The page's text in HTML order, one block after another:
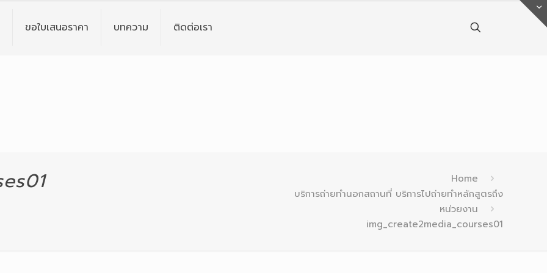
ขอใบเสนอราคา บทความ ติดต่อเรา
Home
บริการถ่ายทำนอกสถานที่ บริการไปถ่ายทำหลักสูตรถึง
หน่วยงาน
img_create2media_courses01